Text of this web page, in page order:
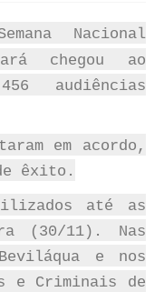
Nacional
chegou ao
audiências
em acordo,
êxito.
até as
(30/11). Nas
e nos
e Criminais de